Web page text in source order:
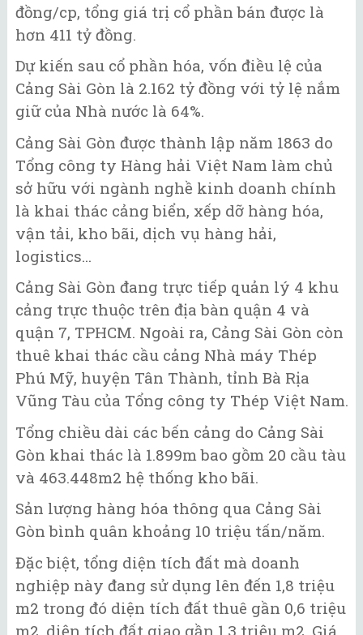
đồng/cp, tổng giá trị cổ phần bán được là
hơn 411 tỷ đồng.
Dự kiến sau cổ phần hóa, vốn điều lệ của
Cảng Sài Gòn là 2.162 tỷ đồng với tỷ lệ nắm
giữ của Nhà nước là 64%.
Cảng Sài Gòn được thành lập năm 1863 do
Tổng công ty Hàng hải Việt Nam làm chủ
sở hữu với ngành nghề kinh doanh chính
là khai thác cảng biển, xếp dỡ hàng hóa,
vận tải, kho bãi, dịch vụ hàng hải,
logistics...
Cảng Sài Gòn đang trực tiếp quản lý 4 khu
cảng trực thuộc trên địa bàn quận 4 và
quận 7, TPHCM. Ngoài ra, Cảng Sài Gòn còn
thuê khai thác cầu cảng Nhà máy Thép
Phú Mỹ, huyện Tân Thành, tỉnh Bà Rịa
Vũng Tàu của Tổng công ty Thép Việt Nam.
Tổng chiều dài các bến cảng do Cảng Sài
Gòn khai thác là 1.899m bao gồm 20 cầu tàu
và 463.448m2 hệ thống kho bãi.
Sản lượng hàng hóa thông qua Cảng Sài
Gòn bình quân khoảng 10 triệu tấn/năm.
Đặc biệt, tổng diện tích đất mà doanh
nghiệp này đang sử dụng lên đến 1,8 triệu
m2 trong đó diện tích đất thuê gần 0,6 triệu
m2, diện tích đất giao gần 1,3 triệu m2. Giá